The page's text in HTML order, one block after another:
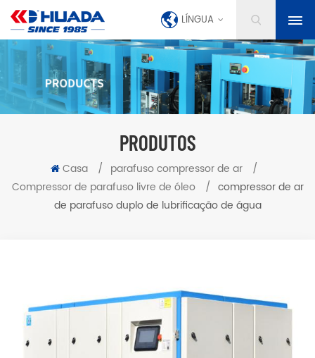
LÍNGUA
PRODUTOS
Casa / parafuso compressor de ar
/
Compressor de parafuso livre de óleo
/ compressor de ar
de parafuso duplo de lubrificação de água